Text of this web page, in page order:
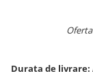
Durata de livrare: